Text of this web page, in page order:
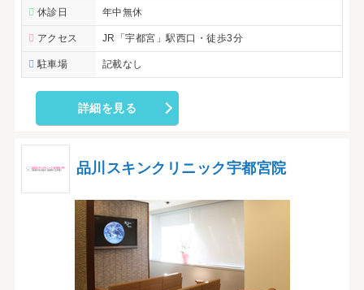
休診日 年中無休
アクセス JR「宇都宮」駅西口・徒歩3分
駐車場 記載なし
詳細を見る
品川スキンクリニック宇都宮院